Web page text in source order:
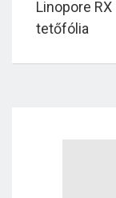
Linopore
tetőfólia